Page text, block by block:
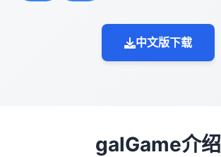
中文版下载
galGame介绍